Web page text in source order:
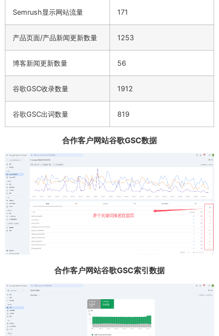
Semrush显示网站流量 171
产品页面/产品新闻更新数量 1253
博客新闻更新数量 56
谷歌GSC收录数量 1912
谷歌GSC出词数量 819
合作客户网站谷歌GSC数据
合作客户网站谷歌GSC索引数据